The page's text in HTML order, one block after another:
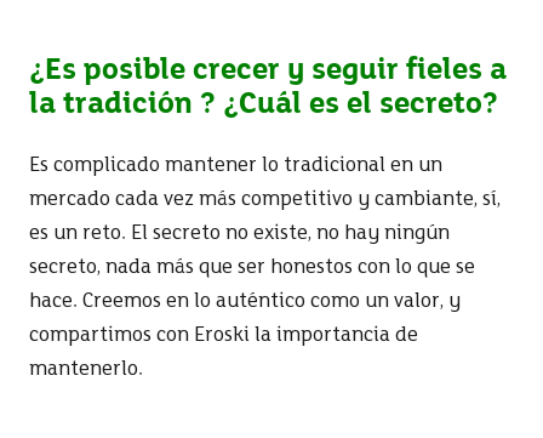
¿Es posible crecer y seguir fieles a
la tradición ? ¿Cuál es el secreto?
Es complicado mantener lo tradicional en un
mercado cada vez más competitivo y cambiante, sí,
es un reto. El secreto no existe, no hay ningún
secreto, nada más que ser honestos con lo que se
hace. Creemos en lo auténtico como un valor, y
compartimos con Eroski la importancia de
mantenerlo.